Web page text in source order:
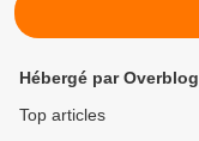
Hébergé par Overblog
Top articles